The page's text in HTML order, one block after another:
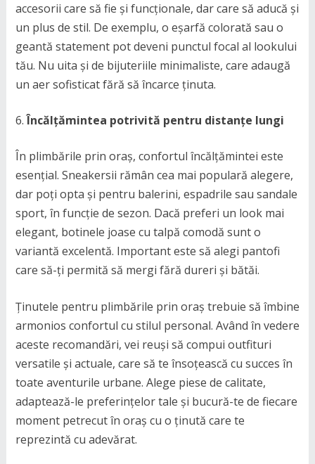
accesorii care să fie și funcționale, dar care să aducă și
un plus de stil. De exemplu, o eșarfă colorată sau o
geantă statement pot deveni punctul focal al lookului
tău. Nu uita și de bijuteriile minimaliste, care adaugă
un aer sofisticat fără să încarce ținuta.
Încălțămintea potrivită pentru distanțe lungi
În plimbările prin oraș, confortul încălțămintei este
esențial. Sneakersii rămân cea mai populară alegere,
dar poți opta și pentru balerini, espadrile sau sandale
sport, în funcție de sezon. Dacă preferi un look mai
elegant, botinele joase cu talpă comodă sunt o
variantă excelentă. Important este să alegi pantofi
care să-ți permită să mergi fără dureri și bătăi.
Ținutele pentru plimbările prin oraș trebuie să îmbine
armonios confortul cu stilul personal. Având în vedere
aceste recomandări, vei reuși să compui outfituri
versatile și actuale, care să te însoțească cu succes în
toate aventurile urbane. Alege piese de calitate,
adaptează-le preferințelor tale și bucură-te de fiecare
moment petrecut în oraș cu o ținută care te
reprezintă cu adevărat.